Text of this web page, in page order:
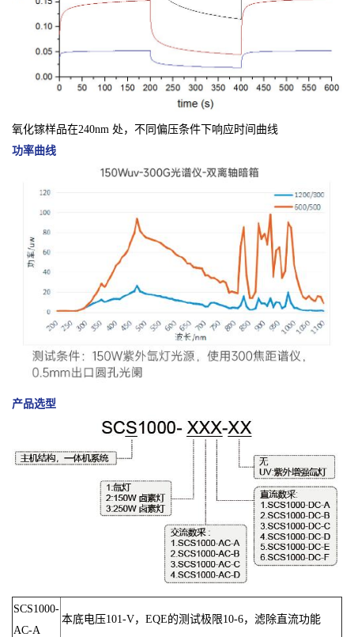
氧化镓样品在240nm 处，不同偏压条件下响应时间曲线
功率曲线
产品选型
SCS1000-
AC-A
本底电压101-V，EQE的测试极限10-6，滤除直流功能